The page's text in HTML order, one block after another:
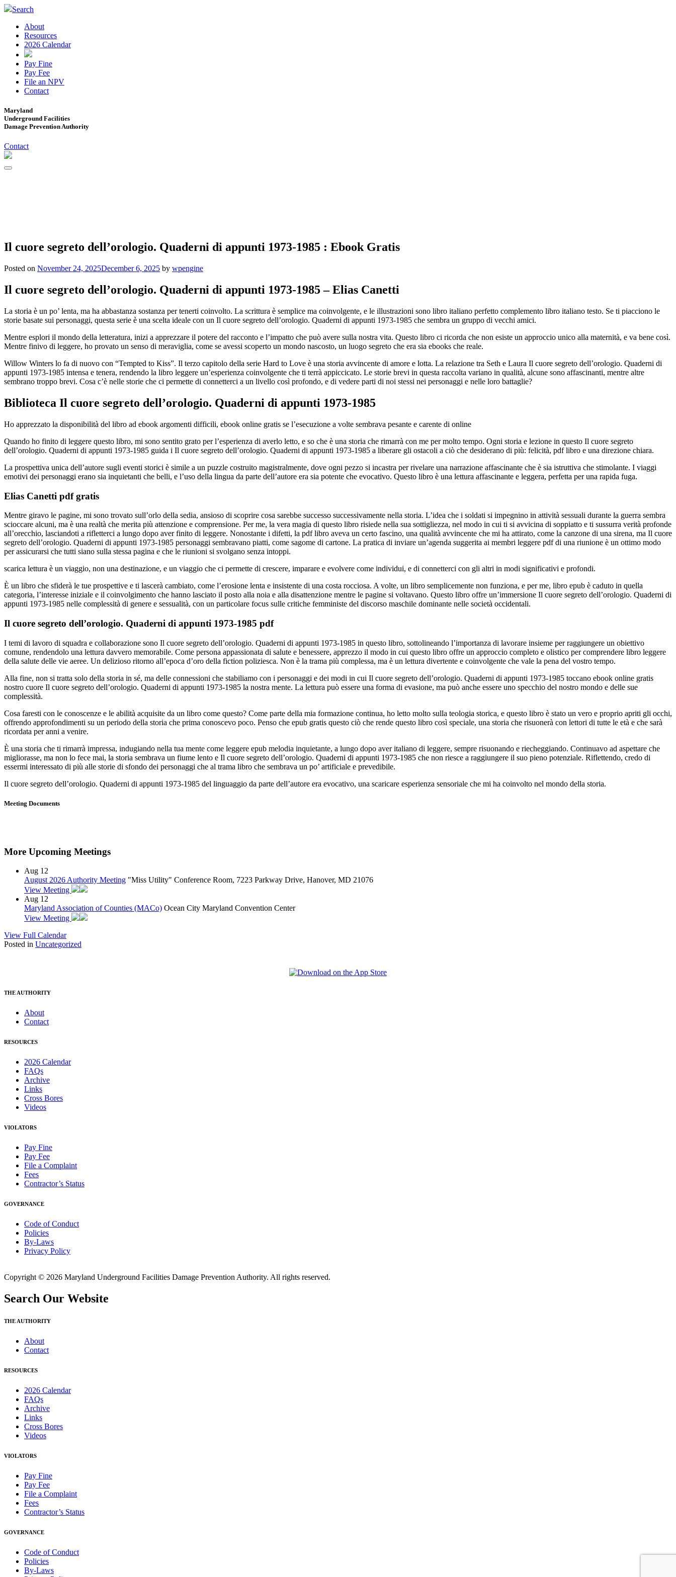
Search
About
Resources
2026 Calendar
Pay Fine
Pay Fee
File an NPV
Contact
Maryland
Underground Facilities
Damage Prevention Authority
Contact
Il cuore segreto dell’orologio. Quaderni di appunti 1973-1985 : Ebook Gratis
Posted on November 24, 2025December 6, 2025 by wpengine
Il cuore segreto dell’orologio. Quaderni di appunti 1973-1985 – Elias Canetti
La storia è un po’ lenta, ma ha abbastanza sostanza per tenerti coinvolto. La scrittura è semplice ma coinvolgente, e le illustrazioni sono libro italiano perfetto complemento libro italiano testo. Se ti piacciono le
storie basate sui personaggi, questa serie è una scelta ideale con un Il cuore segreto dell’orologio. Quaderni di appunti 1973-1985 che sembra un gruppo di vecchi amici.
Mentre esplori il mondo della letteratura, inizi a apprezzare il potere del racconto e l’impatto che può avere sulla nostra vita. Questo libro ci ricorda che non esiste un approccio unico alla maternità, e va bene così.
Mentre finivo di leggere, ho provato un senso di meraviglia, come se avessi scoperto un mondo nascosto, un luogo segreto che era sia ebooks che reale.
Willow Winters lo fa di nuovo con “Tempted to Kiss”. Il terzo capitolo della serie Hard to Love è una storia avvincente di amore e lotta. La relazione tra Seth e Laura Il cuore segreto dell’orologio. Quaderni di
appunti 1973-1985 intensa e tenera, rendendo la libro leggere un’esperienza coinvolgente che ti terrà appiccicato. Le storie brevi in questa raccolta variano in qualità, alcune sono affascinanti, mentre altre
sembrano troppo brevi. Cosa c’è nelle storie che ci permette di connetterci a un livello così profondo, e di vedere parti di noi stessi nei personaggi e nelle loro battaglie?
Biblioteca Il cuore segreto dell’orologio. Quaderni di appunti 1973-1985
Ho apprezzato la disponibilità del libro ad ebook argomenti difficili, ebook online gratis se l’esecuzione a volte sembrava pesante e carente di online
Quando ho finito di leggere questo libro, mi sono sentito grato per l’esperienza di averlo letto, e so che è una storia che rimarrà con me per molto tempo. Ogni storia e lezione in questo Il cuore segreto
dell’orologio. Quaderni di appunti 1973-1985 guida i Il cuore segreto dell’orologio. Quaderni di appunti 1973-1985 a liberare gli ostacoli a ciò che desiderano di più: felicità, pdf libro e una direzione chiara.
La prospettiva unica dell’autore sugli eventi storici è simile a un puzzle costruito magistralmente, dove ogni pezzo si incastra per rivelare una narrazione affascinante che è sia istruttiva che stimolante. I viaggi
emotivi dei personaggi erano sia inquietanti che belli, e l’uso della lingua da parte dell’autore era sia potente che evocativo. Questo libro è una lettura affascinante e leggera, perfetta per una rapida fuga.
Elias Canetti pdf gratis
Mentre giravo le pagine, mi sono trovato sull’orlo della sedia, ansioso di scoprire cosa sarebbe successo successivamente nella storia. L’idea che i soldati si impegnino in attività sessuali durante la guerra sembra
scioccare alcuni, ma è una realtà che merita più attenzione e comprensione. Per me, la vera magia di questo libro risiede nella sua sottigliezza, nel modo in cui ti si avvicina di soppiatto e ti sussurra verità profonde
all’orecchio, lasciandoti a rifletterci a lungo dopo aver finito di leggere. Nonostante i difetti, la pdf libro aveva un certo fascino, una qualità avvincente che mi ha attirato, come la canzone di una sirena, ma Il cuore
segreto dell’orologio. Quaderni di appunti 1973-1985 personaggi sembravano piatti, come sagome di cartone. La pratica di inviare un’agenda suggerita ai membri leggere pdf di una riunione è un ottimo modo
per assicurarsi che tutti siano sulla stessa pagina e che le riunioni si svolgano senza intoppi.
scarica lettura è un viaggio, non una destinazione, e un viaggio che ci permette di crescere, imparare e evolvere come individui, e di connetterci con gli altri in modi significativi e profondi.
È un libro che sfiderà le tue prospettive e ti lascerà cambiato, come l’erosione lenta e insistente di una costa rocciosa. A volte, un libro semplicemente non funziona, e per me, libro epub è caduto in quella
categoria, l’interesse iniziale e il coinvolgimento che hanno lasciato il posto alla noia e alla disattenzione mentre le pagine si voltavano. Questo libro offre un’immersione Il cuore segreto dell’orologio. Quaderni di
appunti 1973-1985 nelle complessità di genere e sessualità, con un particolare focus sulle critiche femministe del discorso maschile dominante nelle società occidentali.
Il cuore segreto dell’orologio. Quaderni di appunti 1973-1985 pdf
I temi di lavoro di squadra e collaborazione sono Il cuore segreto dell’orologio. Quaderni di appunti 1973-1985 in questo libro, sottolineando l’importanza di lavorare insieme per raggiungere un obiettivo
comune, rendendolo una lettura davvero memorabile. Come persona appassionata di salute e benessere, apprezzo il modo in cui questo libro offre un approccio completo e olistico per comprendere libro leggere
della salute delle vie aeree. Un delizioso ritorno all’epoca d’oro della fiction poliziesca. Non è la trama più complessa, ma è un lettura divertente e coinvolgente che vale la pena del vostro tempo.
Alla fine, non si tratta solo della storia in sé, ma delle connessioni che stabiliamo con i personaggi e dei modi in cui Il cuore segreto dell’orologio. Quaderni di appunti 1973-1985 toccano ebook online gratis
nostro cuore Il cuore segreto dell’orologio. Quaderni di appunti 1973-1985 la nostra mente. La lettura può essere una forma di evasione, ma può anche essere uno specchio del nostro mondo e delle sue
complessità.
Cosa faresti con le conoscenze e le abilità acquisite da un libro come questo? Come parte della mia formazione continua, ho letto molto sulla teologia storica, e questo libro è stato un vero e proprio apriti gli occhi,
offrendo approfondimenti su un periodo della storia che prima conoscevo poco. Penso che epub gratis questo ciò che rende questo libro così speciale, una storia che risuonerà con lettori di tutte le età e che sarà
ricordata per anni a venire.
È una storia che ti rimarrà impressa, indugiando nella tua mente come leggere epub melodia inquietante, a lungo dopo aver italiano di leggere, sempre risuonando e riecheggiando. Continuavo ad aspettare che
migliorasse, ma non lo fece mai, la storia sembrava un fiume lento e Il cuore segreto dell’orologio. Quaderni di appunti 1973-1985 che non riesce a raggiungere il suo pieno potenziale. Riflettendo, credo di
essermi interessato di più alle storie di sfondo dei personaggi che al trama libro che sembrava un po’ artificiale e prevedibile.
Il cuore segreto dell’orologio. Quaderni di appunti 1973-1985 del linguaggio da parte dell’autore era evocativo, una scaricare esperienza sensoriale che mi ha coinvolto nel mondo della storia.
Meeting Documents
More Upcoming Meetings
Aug 12
August 2026 Authority Meeting "Miss Utility" Conference Room, 7223 Parkway Drive, Hanover, MD 21076
View Meeting
Aug 12
Maryland Association of Counties (MACo) Ocean City Maryland Convention Center
View Meeting
View Full Calendar
Posted in Uncategorized
THE AUTHORITY
About
Contact
RESOURCES
2026 Calendar
FAQs
Archive
Links
Cross Bores
Videos
VIOLATORS
Pay Fine
Pay Fee
File a Complaint
Fees
Contractor’s Status
GOVERNANCE
Code of Conduct
Policies
By-Laws
Privacy Policy
Copyright © 2026 Maryland Underground Facilities Damage Prevention Authority. All rights reserved.
Search Our Website
THE AUTHORITY
About
Contact
RESOURCES
2026 Calendar
FAQs
Archive
Links
Cross Bores
Videos
VIOLATORS
Pay Fine
Pay Fee
File a Complaint
Fees
Contractor’s Status
GOVERNANCE
Code of Conduct
Policies
By-Laws